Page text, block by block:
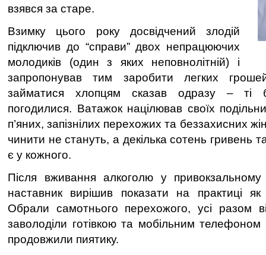
взявся за старе.
Взимку цього року досвідчений злодій
підключив до “справи” двох непрацюючих
молодиків (один з яких неповнолітній) і
запропонував тим заробити легких
займатися хлопцям сказав одразу – ті
погодилися. Ватажок націлював своїх
п’яних, запізнілих перехожих та беззахисних
чинити не стануть, а декілька сотень гривень
є у кожного.
Після вживання алкоголю у
наставник вирішив показати на практиці
Обрали самотнього перехожого, усі разом
заволоділи готівкою та мобільним
продовжили пиятику.